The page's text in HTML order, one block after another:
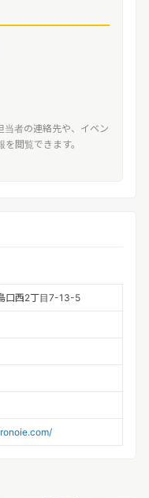
当者の連絡先や、イベン
閲覧できます。
口西2丁目7-13-5